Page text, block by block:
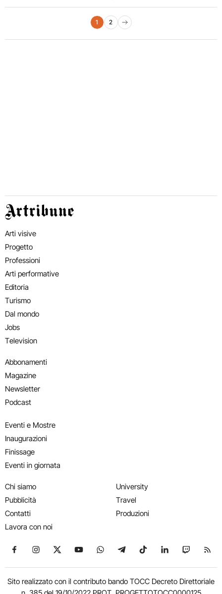
Paginazione degli articoli
1 2
Pagina successiva
Artribune
Arti visive
Progetto
Professioni
Arti performative
Editoria
Turismo
Dal mondo
Jobs
Television
Abbonamenti
Magazine
Newsletter
Podcast
Eventi e Mostre
Inaugurazioni
Finissage
Eventi in giornata
Chi siamo
Pubblicità
Contatti
Lavora con noi
University
Travel
Produzioni
Seguici su Facebook
Seguici su Instagram
Seguici su X
Seguici su YouTube
Seguici su WhatsApp
Seguici su Telegram
Seguici su TikTok
Seguici su
Seguici
Sito realizzato con il contributo bando TOCC Decreto Direttoriale